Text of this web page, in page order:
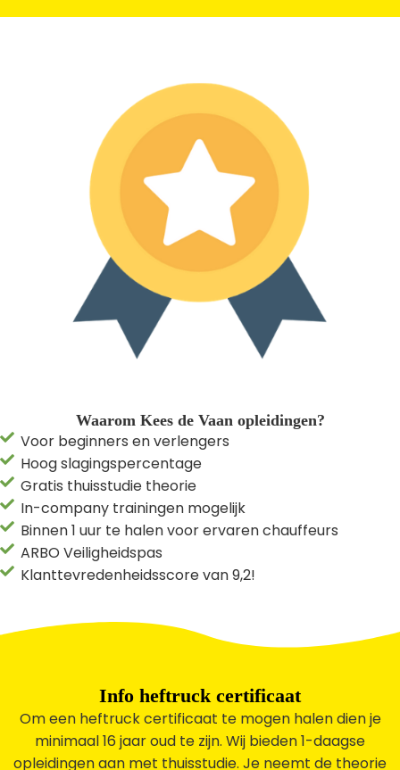
Waarom Kees de Vaan opleidingen?
Voor beginners en verlengers
Hoog slagingspercentage
Gratis thuisstudie theorie
In-company trainingen mogelijk
Binnen 1 uur te halen voor ervaren chauffeurs
ARBO Veiligheidspas
Klanttevredenheidsscore van 9,2!
Info heftruck certificaat
Om een heftruck certificaat te mogen halen dien je
minimaal 16 jaar oud te zijn. Wij bieden 1-daagse
opleidingen aan met thuisstudie. Je neemt de theorie